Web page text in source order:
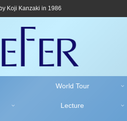
Koji Kanzaki in 1986
World Tour
Lecture